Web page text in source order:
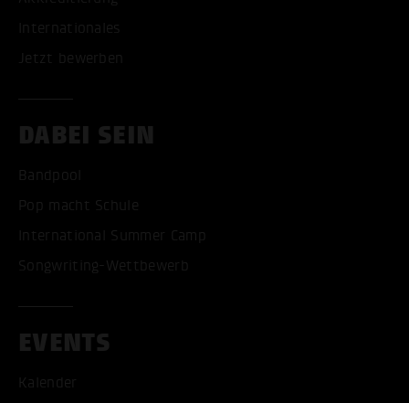
Internationales
Jetzt bewerben
DABEI SEIN
Bandpool
Pop macht Schule
International Summer Camp
Songwriting-Wettbewerb
EVENTS
Kalender